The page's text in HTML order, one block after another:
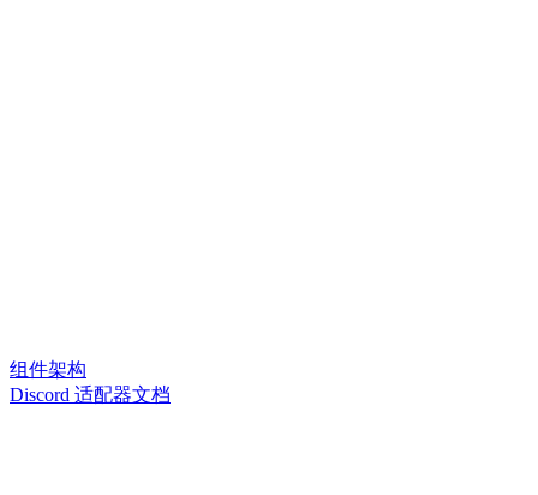
组件架构
Discord 适配器文档